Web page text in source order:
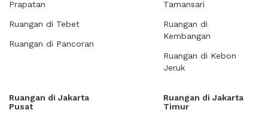
Prapatan
Ruangan di Tebet
Ruangan di Pancoran
Tamansari
Ruangan di
Kembangan
Ruangan di Kebon
Jeruk
Ruangan di Jakarta
Pusat
Ruangan di Jakarta
Timur